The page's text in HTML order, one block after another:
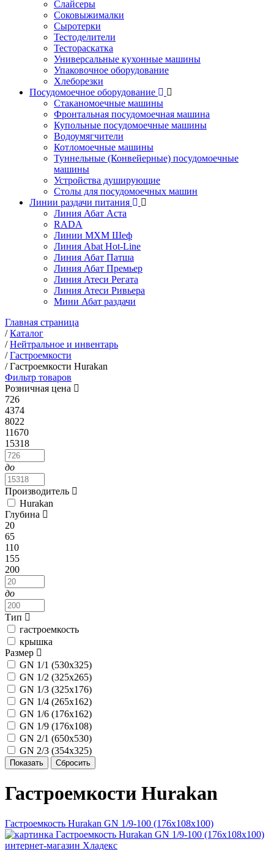
Слайсеры
Соковыжималки
Сыротерки
Тестоделители
Тестораскатка
Универсальные кухонные машины
Упаковочное оборудование
Хлеборезки
Посудомоечное оборудование
Стаканомоечные машины
Фронтальная посудомоечная машина
Купольные посудомоечные машины
Водоумягчители
Котломоечные машины
Туннельные (Конвейерные) посудомоечные
машины
Устройства душирующие
Столы для посудомоечных машин
Линии раздачи питания
Линия Абат Аста
RADA
Линии МХМ Шеф
Линия Abat Hot-Line
Линия Абат Патша
Линия Абат Премьер
Линия Атеси Регата
Линия Атеси Ривьера
Мини Абат раздачи
Главная страница
/Каталог
/Нейтральное и инвентарь
/Гастроемкости
/Гастроемкости Hurakan
Фильтр товаров
Розничная цена
726
4374
8022
11670
15318
до
Производитель
Hurakan
Глубина
20
65
110
155
200
до
Тип
гастроемкость
крышка
Размер
GN 1/1 (530х325)
GN 1/2 (325x265)
GN 1/3 (325x176)
GN 1/4 (265х162)
GN 1/6 (176x162)
GN 1/9 (176x108)
GN 2/1 (650x530)
GN 2/3 (354x325)
Гастроемкости Hurakan
Гастроемкость Hurakan GN 1/9-100 (176x108x100)